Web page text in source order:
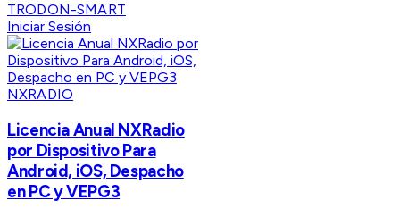
TRODON-SMART
Iniciar Sesión
NXRADIO
Licencia Anual NXRadio
por Dispositivo Para
Android, iOS, Despacho
en PC y VEPG3